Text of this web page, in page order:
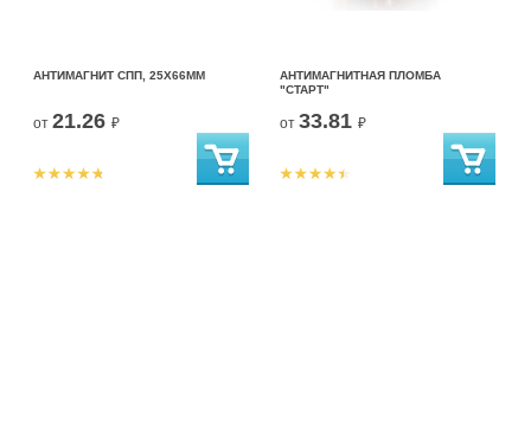
АНТИМАГНИТ СПП, 25Х66ММ
от 21.26 ₽
АНТИМАГНИТНАЯ ПЛОМБА
"СТАРТ"
от 33.81 ₽